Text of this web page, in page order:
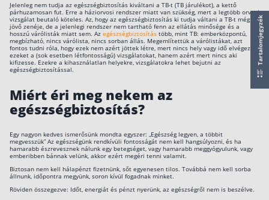
KATA Nyugdíj: így használd ki az
Nyugdíjbiztosítás kalkulátor
Nyugdíjbiztosítás hozamok
Nyugdíjbiztosítás költségek
Balesetbiztosítás
Kockázati életbiztosítás 🛡
Euróalapú megtakarításos életbiztosítás
Megtakarítással kombinált életbiztosítás
Jelenleg nem tudja az egészségbiztosítás kiváltani a TB-t (TB járulékot), a kettő
párhuzamosan fut. Erre a háziorvosi rendszer miatt van szükség, mert a legtöbb orvosi
vizsgálat beutaló köteles. Az, hogy az egészségbiztosítás ki tudja váltani a TB-t még a
jövő zenéje, de a jelenlegi rendszer nem tartható fenn az ellátás minősége és a
hosszú várólisták miatt sem. Az egészségbiztosítás több, mint TB: emberközpontú,
megbízható, nincs várólista, nincs sorban állás. Megemlítettük a várólistákat, azt
fontos tudni róla, hogy ezek nem azért jöttek létre, mert nincs hely vagy idő elvégezni
ezeket a (sok esetben létfontosságú) vizsgálatokat, hanem azért mert nincs aki
kifizesse. Ezekre a kihasználatlan helyekre, vizsgálatokra lehet bejutni az
egészségbiztosítással.
Miért éri meg nekem az
egészségbiztosítás?
Egy nagyon kedves ismerősünk mondta egyszer: „Egészség legyen, a többit
megvesszük” Az egészségünk rendkívüli fontosságát nem kell hangsúlyozni, és ha
hamarabb észrevesznek nálunk egy betegséget, vagy hamarabb meggyógyulunk, vagy
emberibben bánnak velünk, akkor ezért megéri tenni valamit.
Biztosan nem kell hálapénzt fizetnünk, sőt egyenesen tilos. Továbbá nem kell sorba
állnunk, időpontra megyünk, soron kívül fogadnak minket.
Röviden összegezve: Időt, energiát és pénzt nyerünk, az egészségről nem is beszélve.
Tartalomjegyzék